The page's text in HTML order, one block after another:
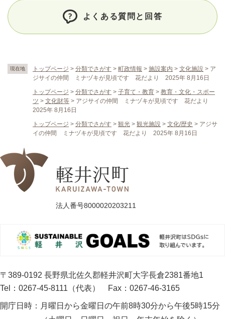
現在地 トップページ > 分類でさがす > 町政情報 > 施設案内 > 文化施設 > ア
ジサイの仲間 ミナヅキが見頃です 花だより 2025年 8月16日
トップページ > 分類でさがす > 子育て・教育 > 教育・文化・スポー
ツ > 文化財等 > アジサイの仲間 ミナヅキが見頃です 花だより
2025年 8月16日
トップページ > 分類でさがす > 観光 > 観光施設 > 文化/歴史 > アジサ
イの仲間 ミナヅキが見頃です 花だより 2025年 8月16日
よくある質問と回答
法人番号8000020203211
〒389-0192 長野県北佐久郡軽井沢町大字長倉2381番地1
Tel：0267-45-8111（代表）
Fax：0267-46-3165
開庁日時： 月曜日から金曜日の午前8時30分から午後5時15分